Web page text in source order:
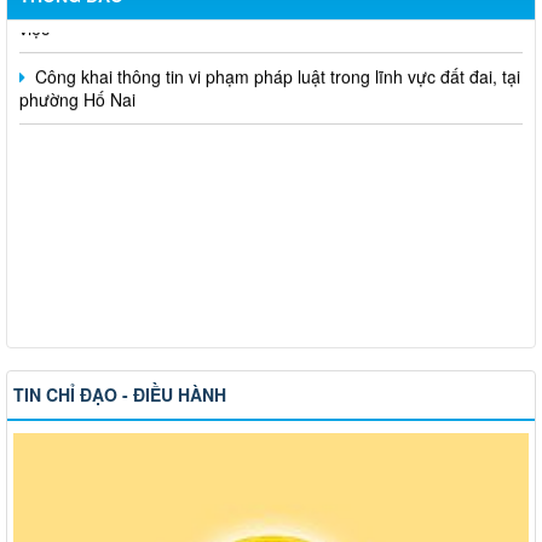
Công khai thông tin vi phạm pháp luật trong lĩnh vực đất đai, tại
phường Hố Nai
TIN CHỈ ĐẠO - ĐIỀU HÀNH